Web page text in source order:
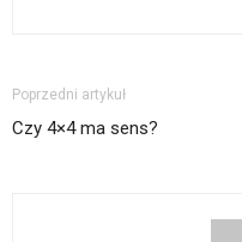
Poprzedni artykuł
Czy 4×4 ma sens?